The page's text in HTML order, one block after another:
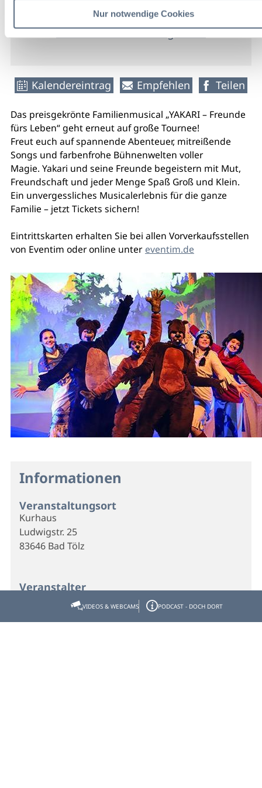
Nur notwendige Cookies
Eintritt
weitere Veranstaltungsinfos
Kalendereintrag Empfehlen Teilen
Das preisgekrönte Familienmusical „YAKARI – Freunde
fürs Leben“ geht erneut auf große Tournee!
Freut euch auf spannende Abenteuer, mitreißende
Songs und farbenfrohe Bühnenwelten voller
Magie. Yakari und seine Freunde begeistern mit Mut,
Freundschaft und jeder Menge Spaß Groß und Klein.
Ein unvergessliches Musicalerlebnis für die ganze
Familie – jetzt Tickets sichern!
Eintrittskarten erhalten Sie bei allen Vorverkaufsstellen
von Eventim oder online unter eventim.de
Informationen
Veranstaltungsort
Kurhaus
Ludwigstr. 25
83646 Bad Tölz
Veranstalter
VIDEOS & WEBCAMS PODCAST - DOCH DORT